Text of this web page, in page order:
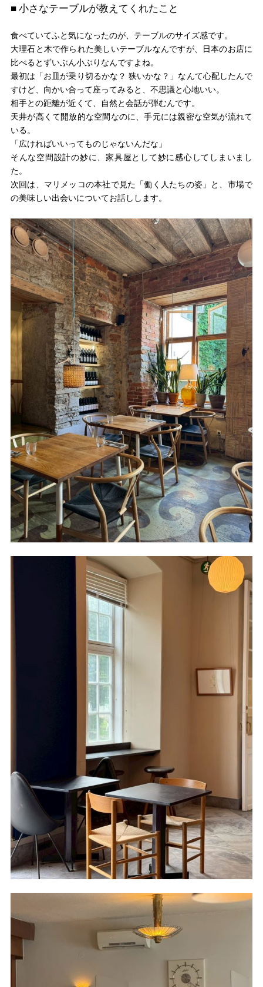
■ 小さなテーブルが教えてくれたこと
食べていてふと気になったのが、テーブルのサイズ感です。
大理石と木で作られた美しいテーブルなんですが、日本のお店に
比べるとずいぶん小ぶりなんですよね。
最初は「お皿が乗り切るかな？ 狭いかな？」なんて心配したんで
すけど、向かい合って座ってみると、不思議と心地いい。
相手との距離が近くて、自然と会話が弾むんです。
天井が高くて開放的な空間なのに、手元には親密な空気が流れて
いる。
「広ければいいってものじゃないんだな」
そんな空間設計の妙に、家具屋として妙に感心してしまいまし
た。
次回は、マリメッコの本社で見た「働く人たちの姿」と、市場で
の美味しい出会いについてお話しします。